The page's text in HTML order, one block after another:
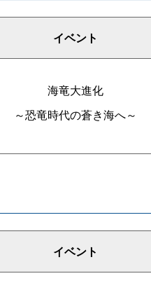
イベント
海竜大進化
～恐竜時代の蒼き海へ～
イベント